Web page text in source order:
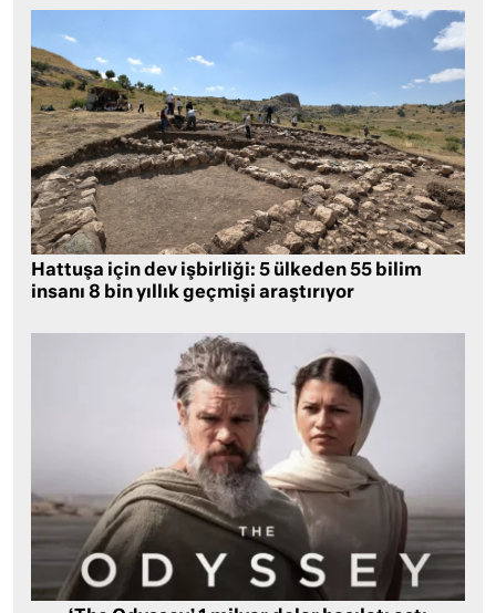
Hattuşa için dev işbirliği: 5 ülkeden 55 bilim
insanı 8 bin yıllık geçmişi araştırıyor